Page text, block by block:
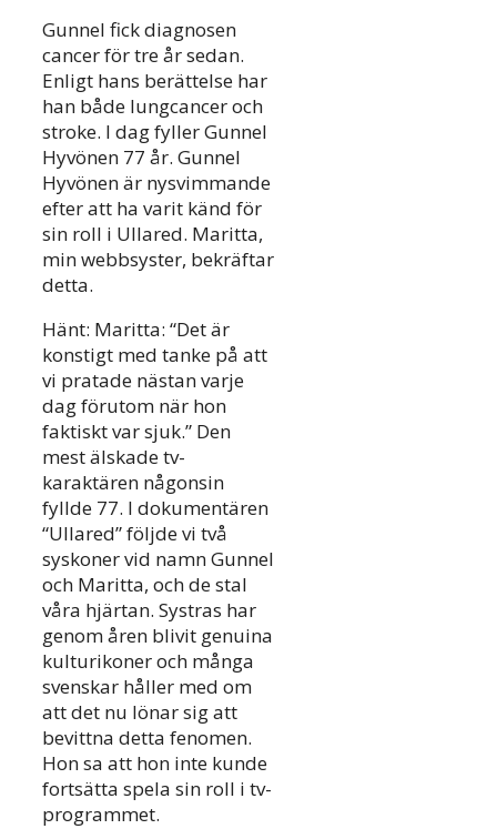
Gunnel fick diagnosen
cancer för tre år sedan.
Enligt hans berättelse har
han både lungcancer och
stroke. I dag fyller Gunnel
Hyvönen 77 år. Gunnel
Hyvönen är nysvimmande
efter att ha varit känd för
sin roll i Ullared. Maritta,
min webbsyster, bekräftar
detta.
Hänt: Maritta: “Det är
konstigt med tanke på att
vi pratade nästan varje
dag förutom när hon
faktiskt var sjuk.” Den
mest älskade tv-
karaktären någonsin
fyllde 77. I dokumentären
“Ullared” följde vi två
syskoner vid namn Gunnel
och Maritta, och de stal
våra hjärtan. Systras har
genom åren blivit genuina
kulturikoner och många
svenskar håller med om
att det nu lönar sig att
bevittna detta fenomen.
Hon sa att hon inte kunde
fortsätta spela sin roll i tv-
programmet.